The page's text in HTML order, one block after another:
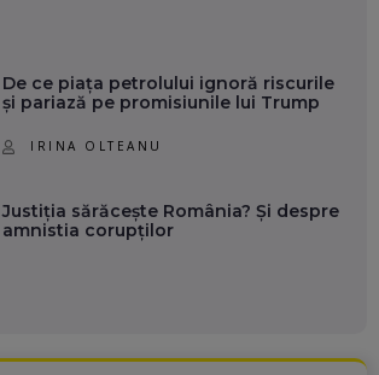
De ce piața petrolului ignoră riscurile
și pariază pe promisiunile lui Trump
IRINA OLTEANU
Justiția sărăcește România? Și despre
amnistia corupților